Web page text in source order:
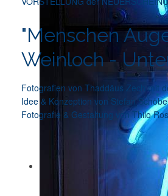
"Menschen
Weinloch -
Fotografien von Thaddäus Zech mit
Idee & Konzeption von Stefan
Fotografie & Gestaltung von Thilo